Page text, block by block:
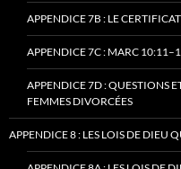
APPENDICE 7B : LE
APPENDICE 7C : MARC
APPENDICE 7D : QUESTIONS
FEMMES DIVORCÉES
APPENDICE 8 : LES LOIS DE DIEU